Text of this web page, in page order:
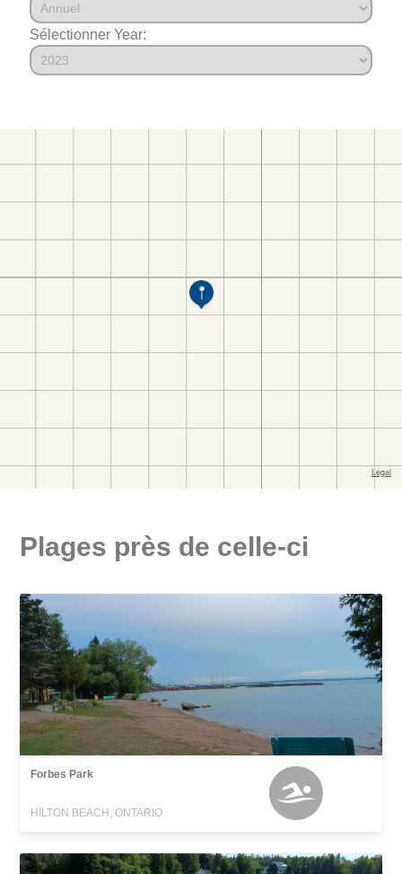
Sélectionner Year:
Plages près de celle-ci
Forbes Park
HILTON BEACH, ONTARIO